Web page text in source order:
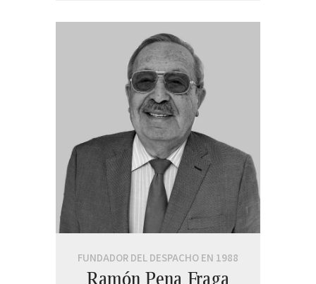
FUNDADOR DEL DESPACHO EN 1988
Ramón Pena Fraga